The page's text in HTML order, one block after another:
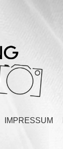
IMPRESSUM